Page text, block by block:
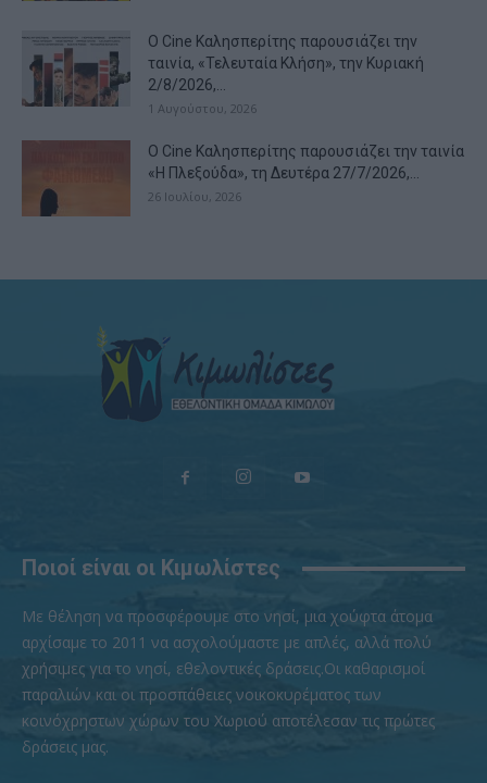
Ο Cine Καλησπερίτης παρουσιάζει την
ταινία, «Τελευταία Κλήση», την Κυριακή
2/8/2026,...
1 Αυγούστου, 2026
Ο Cine Καλησπερίτης παρουσιάζει την ταινία
«Η Πλεξούδα», τη Δευτέρα 27/7/2026,...
26 Ιουλίου, 2026
Ποιοί είναι οι Κιμωλίστες
Με θέληση να προσφέρουμε στο νησί, μια χούφτα άτομα
αρχίσαμε το 2011 να ασχολούμαστε με απλές, αλλά πολύ
χρήσιμες για το νησί, εθελοντικές δράσεις.Οι καθαρισμοί
παραλιών και οι προσπάθειες νοικοκυρέματος των
κοινόχρηστων χώρων του Χωριού αποτέλεσαν τις πρώτες
δράσεις μας.